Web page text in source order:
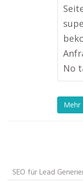
No
Mehr
SEO für Lead